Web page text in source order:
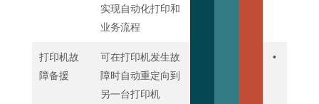
实现自动化打印和
业务流程
打印机故
障备援
可在打印机发生故
障时自动重定向到
另㇐台打印机
•